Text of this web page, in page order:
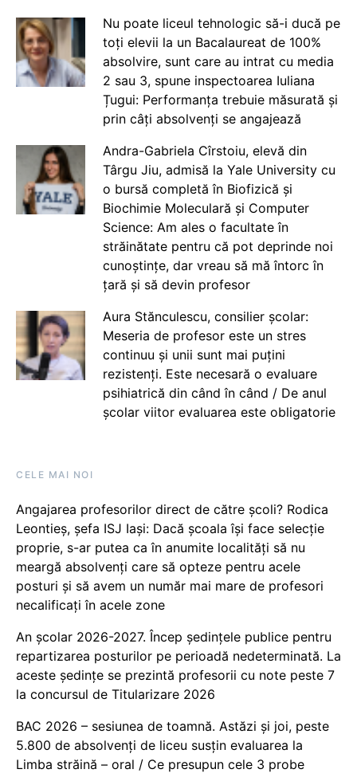
Nu poate liceul tehnologic să-i ducă pe
toți elevii la un Bacalaureat de 100%
absolvire, sunt care au intrat cu media
2 sau 3, spune inspectoarea Iuliana
Țugui: Performanța trebuie măsurată și
prin câți absolvenți se angajează
Andra-Gabriela Cîrstoiu, elevă din
Târgu Jiu, admisă la Yale University cu
o bursă completă în Biofizică și
Biochimie Moleculară și Computer
Science: Am ales o facultate în
străinătate pentru că pot deprinde noi
cunoștințe, dar vreau să mă întorc în
țară și să devin profesor
Aura Stănculescu, consilier școlar:
Meseria de profesor este un stres
continuu și unii sunt mai puțini
rezistenți. Este necesară o evaluare
psihiatrică din când în când / De anul
școlar viitor evaluarea este obligatorie
CELE MAI NOI
Angajarea profesorilor direct de către școli? Rodica
Leontieș, șefa ISJ Iași: Dacă școala își face selecție
proprie, s-ar putea ca în anumite localități să nu
meargă absolvenți care să opteze pentru acele
posturi și să avem un număr mai mare de profesori
necalificați în acele zone
An școlar 2026-2027. Încep ședințele publice pentru
repartizarea posturilor pe perioadă nedeterminată. La
aceste ședințe se prezintă profesorii cu note peste 7
la concursul de Titularizare 2026
BAC 2026 – sesiunea de toamnă. Astăzi și joi, peste
5.800 de absolvenți de liceu susțin evaluarea la
Limba străină – oral / Ce presupun cele 3 probe